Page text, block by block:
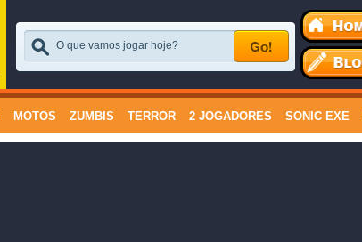
MOTOS ZUMBIS TERROR 2 JOGADORES SONIC EXE